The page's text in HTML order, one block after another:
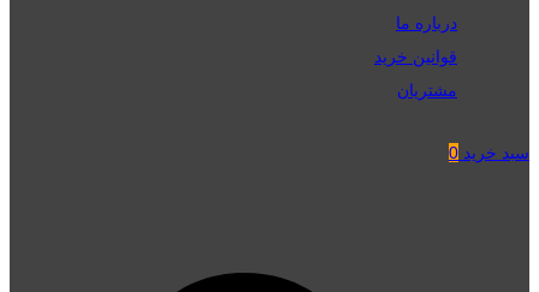
درباره ما
قوانین خرید
مشتریان
سبد خرید 0